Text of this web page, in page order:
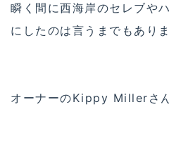
瞬く間に西海岸のセレブや
にしたのは言うまでもありま
オーナーのKippy Millerさん